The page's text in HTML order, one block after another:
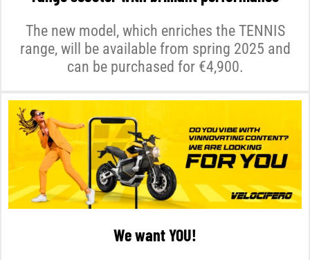
The new model, which enriches the TENNIS
range, will be available from spring 2025 and
can be purchased for €4,900.
We want YOU!